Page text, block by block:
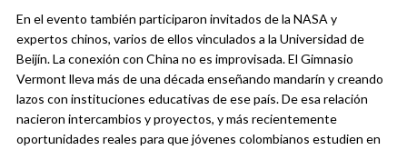
En el evento también participaron invitados de la NASA y
expertos chinos, varios de ellos vinculados a la Universidad de
Beijín. La conexión con China no es improvisada. El Gimnasio
Vermont lleva más de una década enseñando mandarín y creando
lazos con instituciones educativas de ese país. De esa relación
nacieron intercambios y proyectos, y más recientemente
oportunidades reales para que jóvenes colombianos estudien en